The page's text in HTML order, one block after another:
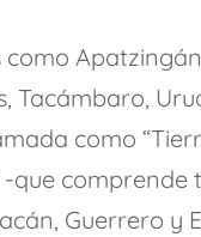
como
Tacámbaro,
como
-que comprende
Guerrero y